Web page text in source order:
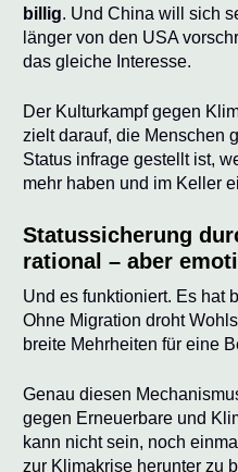
billig. Und China will sich
länger von den USA
das gleiche Interesse.
Der Kulturkampf gegen
zielt darauf, die Menschen
Status infrage gestellt ist,
mehr haben und im Keller
Statussicherung
rational – aber
Und es funktioniert. Es hat
Ohne Migration droht
breite Mehrheiten für eine
Genau diesen
gegen Erneuerbare und
kann nicht sein, noch
zur Klimakrise herunter zu